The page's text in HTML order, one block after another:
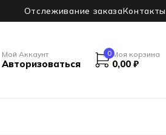
Отслеживание заказаКонтакты
Мой Аккаунт
Авторизоваться
0 Моя корзина
0,00 ₽